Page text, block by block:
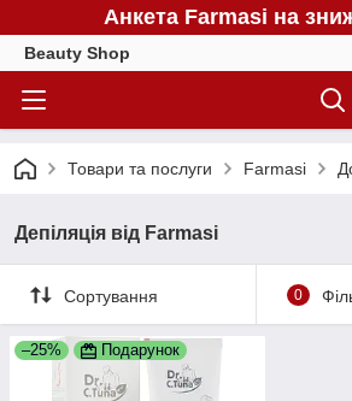
Анкета Farmasi на
Beauty Shop
Товари та послуги Farmasi
Депіляція від Farmasi
Сортування 0
–25% Подарунок